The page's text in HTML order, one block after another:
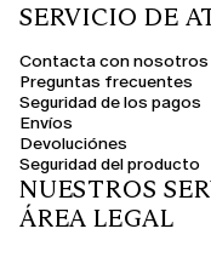
SERVICIO DE
Contacta con nosotros
Preguntas frecuentes
Seguridad de los pagos
Envíos
Devoluciónes
Seguridad del producto
NUESTROS
ÁREA LEGAL